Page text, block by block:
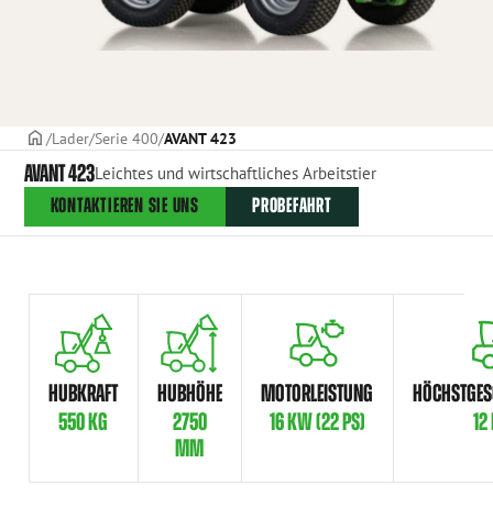
TITELSEITE
Lader Serie 400 AVANT 423
AVANT 423Leichtes und wirtschaftliches Arbeitstier
KONTAKTIEREN SIE UNS PROBEFAHRT
HUBKRAFT
550 KG
HUBHÖHE
2750
MM
MOTORLEISTUNG
16 KW (22 PS)